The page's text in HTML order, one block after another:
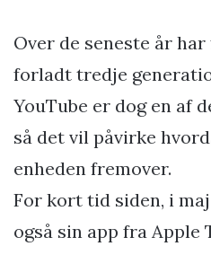
Over de seneste år
forladt tredje
YouTube er dog en af
så det vil påvirke
enheden fremover.
For kort tid siden, i
også sin app fra Apple